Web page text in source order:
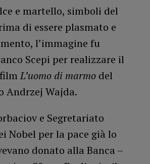
e martello, simboli del
di essere plasmato e
l’immagine fu
Scepi per realizzare il
filmL’uomo di marmo del
Andrzej Wajda.
e Segretariato
Nobel per la pace già lo
donato alla Banca –